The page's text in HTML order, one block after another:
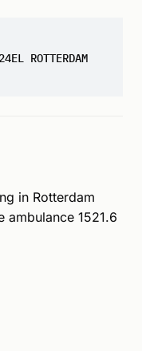
ROTTERDAM
in Rotterdam
ambulance 1521.6